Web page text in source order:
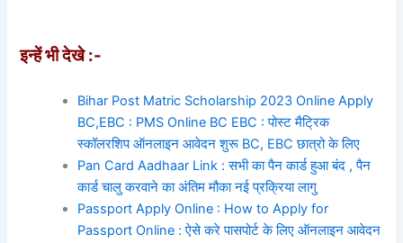
इन्हें भी देखे :-
Bihar Post Matric Scholarship 2023 Online Apply
BC,EBC : PMS Online BC EBC : पोस्ट मैट्रिक
स्कॉलरशिप ऑनलाइन आवेदन शुरू BC, EBC छात्रो के लिए
Pan Card Aadhaar Link : सभी का पैन कार्ड हुआ बंद , पैन
कार्ड चालु करवाने का अंतिम मौका नई प्रक्रिया लागु
Passport Apply Online : How to Apply for
Passport Online : ऐसे करे पासपोर्ट के लिए ऑनलाइन आवेदन